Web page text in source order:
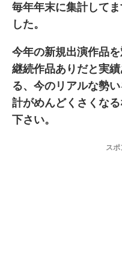
毎年年末に集計して
した。
今年の新規出演作品
継続作品ありだと実
る、今のリアルな勢
計がめんどくさくな
下さい。
ス